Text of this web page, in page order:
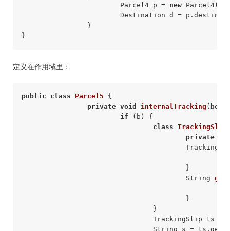
			Parcel4 p =
new
Destination d =
定义在作用域里：
public class Parcel5
{
private void internalTracking (
if (b) {
class TrackingSlip
private
String
				TrackingSlip ts =